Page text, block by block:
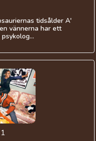
tidsålder A'
vännerna har ett